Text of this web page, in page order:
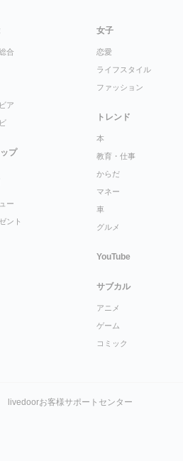
合
ア
プ
ー
ント
女子
恋愛
ライフスタイル
ファッション
トレンド
本
教育・仕事
からだ
マネー
車
グルメ
YouTube
サブカル
アニメ
ゲーム
コミック
livedoorお客様サポートセンター